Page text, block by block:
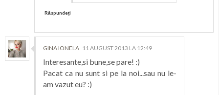
Răspundeți
GINA IONELA 11 AUGUST 2013 LA 12:49
Interesante,si bune,se pare! :)
Pacat ca nu sunt si pe la noi...sau nu le-
am vazut eu? :)